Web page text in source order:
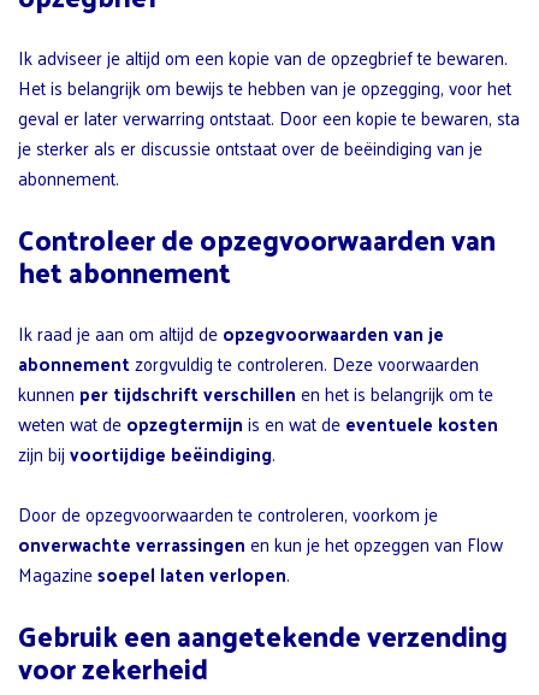
Ik adviseer je altijd om een kopie van de opzegbrief te bewaren.
Het is belangrijk om bewijs te hebben van je opzegging, voor het
geval er later verwarring ontstaat. Door een kopie te bewaren, sta
je sterker als er discussie ontstaat over de beëindiging van je
abonnement.
Controleer de opzegvoorwaarden van
het abonnement
Ik raad je aan om altijd deopzegvoorwaarden van je
abonnementzorgvuldig te controleren. Deze voorwaarden
kunnen per tijdschrift verschillenen het is belangrijk om te
weten wat deopzegtermijnis en wat deeventuele kosten
zijn bijvoortijdige beëindiging.
Door de opzegvoorwaarden te controleren, voorkom je
onverwachte verrassingenen kun je het opzeggen van Flow
Magazinesoepel laten verlopen.
Gebruik een aangetekende verzending
voor zekerheid